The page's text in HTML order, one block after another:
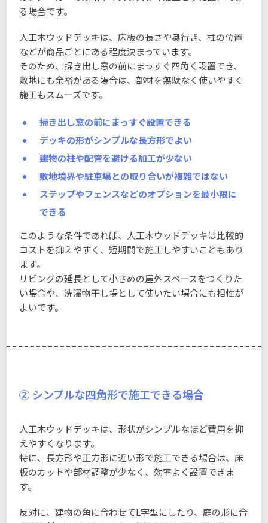
る場合です。
人工木ウッドデッキは、床板の長さや奥行き、柱の位置
などが商品ごとにある程度決まっています。
そのため、掃き出し窓の前にまっすぐ四角く設置でき、
敷地にも余裕がある場合は、部材を無駄なく使いやすく
施工もスムーズです。
掃き出し窓の前にまっすぐ設置できる
デッキの形がシンプルな長方形でよい
建物の柱や配管を避ける加工が少ない
敷地境界や駐車場との取り合いが複雑ではない
ステップやフェンスなどのオプションを最小限に
できる
このような条件であれば、人工木ウッドデッキは比較的
コストを抑えやすく、短期間で施工しやすいこともあり
ます。
リビングの延長として小さめの屋外スペースをつくりた
い場合や、洗濯物干し場として使いたい場合にも相性が
よいです。
② シンプルな四角形で施工できる場合
人工木ウッドデッキは、形状がシンプルなほど費用を抑
えやすくなります。
特に、長方形や正方形に近い形で施工できる場合は、床
板のカットや部材調整が少なく、効率よく設置できま
す。
反対に、建物の角に合わせてL字型にしたり、庭の形に合